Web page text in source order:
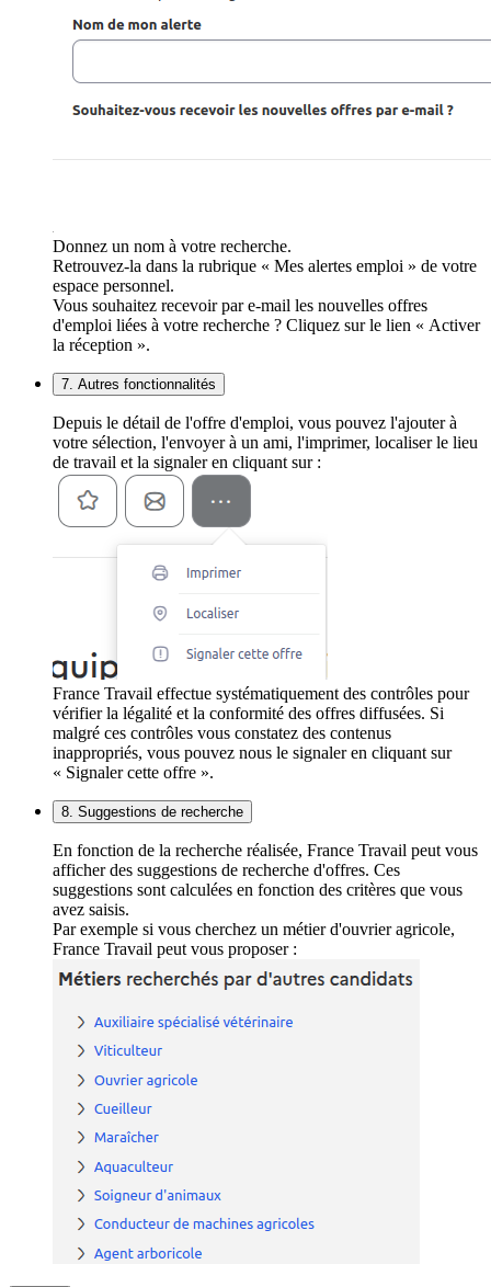
Donnez un nom à votre recherche.
Retrouvez-la dans la rubrique « Mes alertes emploi » de votre
espace personnel.
Vous souhaitez recevoir par e-mail les nouvelles offres
d'emploi liées à votre recherche ? Cliquez sur le lien « Activer
la réception ».
7. Autres fonctionnalités
Depuis le détail de l'offre d'emploi, vous pouvez l'ajouter à
votre sélection, l'envoyer à un ami, l'imprimer, localiser le lieu
de travail et la signaler en cliquant sur :
France Travail effectue systématiquement des contrôles pour
vérifier la légalité et la conformité des offres diffusées. Si
malgré ces contrôles vous constatez des contenus
inappropriés, vous pouvez nous le signaler en cliquant sur
« Signaler cette offre ».
8. Suggestions de recherche
En fonction de la recherche réalisée, France Travail peut vous
afficher des suggestions de recherche d'offres. Ces
suggestions sont calculées en fonction des critères que vous
avez saisis.
Par exemple si vous cherchez un métier d'ouvrier agricole,
France Travail peut vous proposer :